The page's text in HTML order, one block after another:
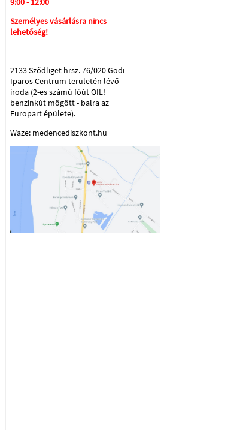
Személyes vásárlásra nincs
lehetőség!
2133 Sződliget hrsz. 76/020 Gödi
Iparos Centrum területén lévő
iroda (2-es számú főút OIL!
benzinkút mögött - balra az
Europart épülete).
Waze: medencediszkont.hu